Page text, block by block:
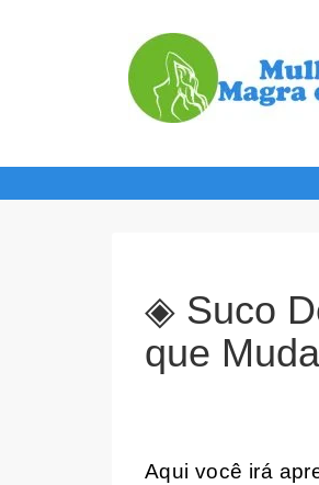
◈ Suco
que
Aqui você irá